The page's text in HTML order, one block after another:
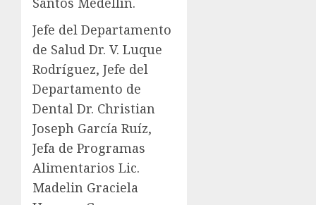
Jefe del Departamento
de Salud Dr. V. Luque
Rodríguez, Jefe del
Departamento de
Dental Dr. Christian
Joseph García Ruíz,
Jefa de Programas
Alimentarios Lic.
Madelin Graciela